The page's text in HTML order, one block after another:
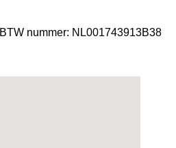
BTW nummer: NL001743913B38